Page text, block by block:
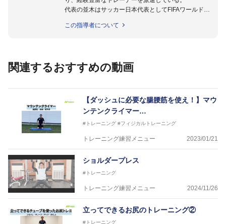
代表の並木はサッカー日本代表としてFIFAワールドカ
のほかU-23日本代表のアスレティックトレーナーと
世代のサッカーを中心に、WJBL、社会人ラグビー、
を派遣している。
さらには講演会やセミナー、専門学校などの教育機関
に講師を派遣するなど後進育成にも力を入れている。
「一人一人の健康な人生をサポートする」を企業理念
として掲げ、世の中の人々の『健康』をあらゆる方向
からサポートし、一人一人の「楽しく、豊かに、生き
生きと」生きる、そんな『健康な人生』をサポートし
ている。
この指導者について
関連するおすすめの動画
【ダッシュに必要な腸腰筋を使え！】マウ
ンテンクライマー…
#トレーニング #フィジカルトレーニング
トレーニング練習メニュー 2023/01/21
ショルダープレス
#トレーニング
トレーニング練習メニュー 2024/11/26
立ってできるお尻のトレーニング②
#トレーニング